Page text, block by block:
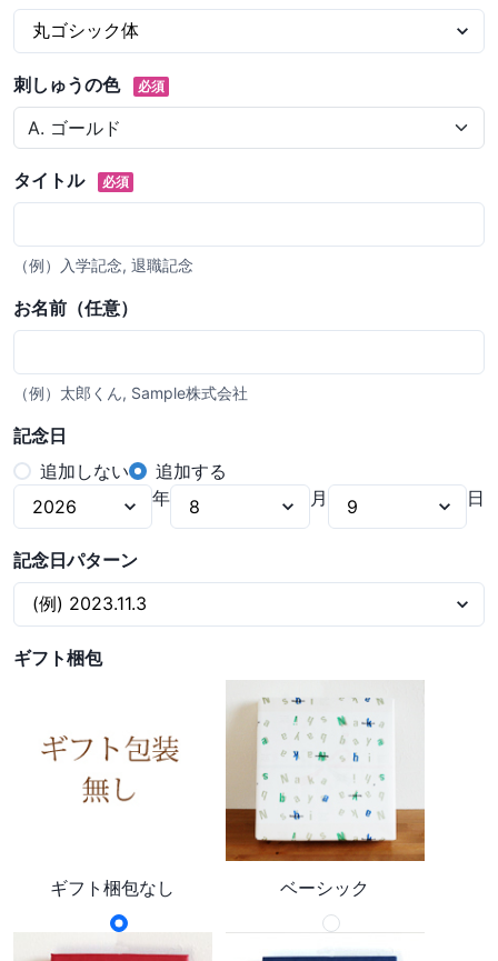
刺しゅうの色 必須
タイトル 必須
（例）入学記念, 退職記念
お名前（任意）
（例）太郎くん, Sample株式会社
記念日
追加しない
追加する
年
月 日
記念日パターン
ギフト梱包
ギフト梱包なし ベーシック